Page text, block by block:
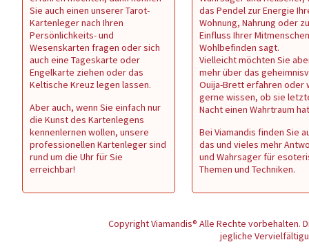
Sie auch einen unserer Tarot-
Kartenleger nach Ihren
Persönlichkeits- und
Wesenskarten fragen oder sich
auch eine Tageskarte oder
Engelkarte ziehen oder das
Keltische Kreuz legen lassen.
Aber auch, wenn Sie einfach nur
die Kunst des Kartenlegens
kennenlernen wollen, unsere
professionellen Kartenleger sind
rund um die Uhr für Sie
erreichbar!
das Pendel zur Energie
Wohnung, Nahrung oder
Einfluss Ihrer
Wohlbefinden sagt.
Vielleicht möchten Sie
mehr über das
Ouija-Brett erfahren oder
gerne wissen, ob sie
Nacht einen Wahrtraum
Bei Viamandis finden Sie
das und vieles mehr
und Wahrsager für
Themen und Techniken.
Copyright Viamandis® Alle Rechte vorbehalten.
jegliche